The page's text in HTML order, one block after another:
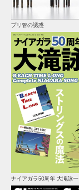
プリ管の誘惑
ナイアガラ50周年 大滝詠一